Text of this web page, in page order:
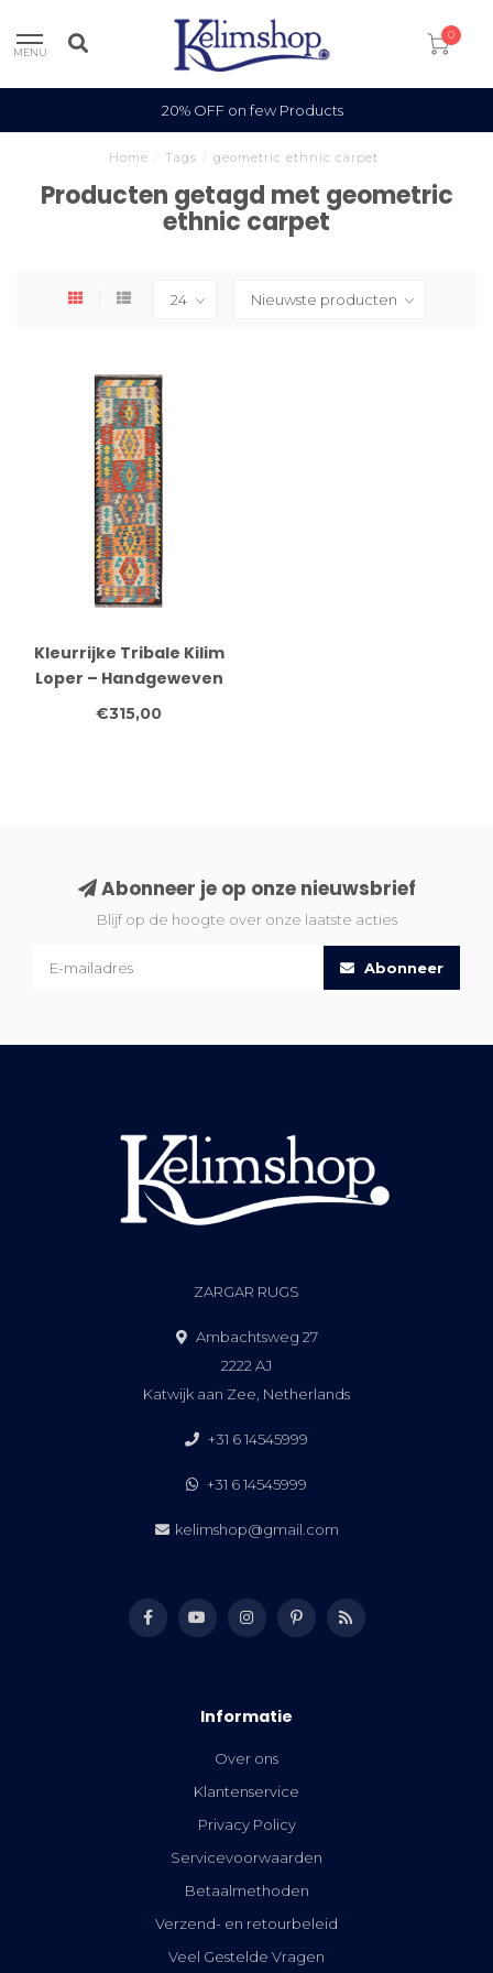
MENU
0
20% OFF on few Products
Home Tags geometric ethnic carpet
Producten getagd met geometric
ethnic carpet
Kleurrijke Tribale Kilim
Loper – Handgeweven
Wol – 247x80 cm
€315,00
Abonneer je op onze nieuwsbrief
Blijf op de hoogte over onze laatste acties
Abonneer
ZARGAR RUGS
Ambachtsweg 27
2222 AJ
Katwijk aan Zee, Netherlands
+31 6 14545999
+31 6 14545999
kelimshop@gmail.com
Informatie
Over ons
Klantenservice
Privacy Policy
Servicevoorwaarden
Betaalmethoden
Verzend- en retourbeleid
Veel Gestelde Vragen